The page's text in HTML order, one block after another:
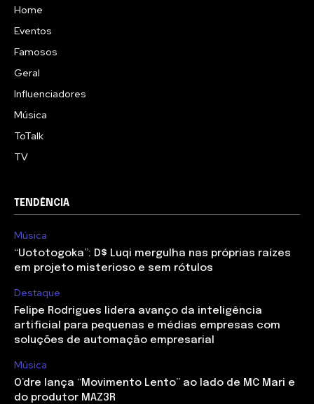
Home
Eventos
Famosos
Geral
Influenciadores
Música
ToTalk
TV
TENDÊNCIA
Música
“Uototogoka”: D$ Luqi mergulha nas próprias raízes
em projeto misterioso e sem rótulos
Destaque
Felipe Rodrigues lidera avanço da inteligência
artificial para pequenas e médias empresas com
soluções de automação empresarial
Música
O’dre lança “Movimento Lento” ao lado de MC Mari e
do produtor MAZ3R